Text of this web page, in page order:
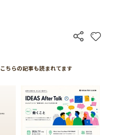
こちらの記事も読まれてます